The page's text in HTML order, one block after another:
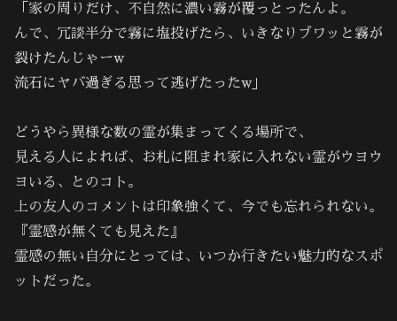
「家の周りだけ、不自然に濃い霧が覆っとったんよ。
んで、冗談半分で霧に塩投げたら、いきなりブワッと霧が
裂けたんじゃーw
流石にヤバ過ぎる思って逃げたったw」
どうやら異様な数の霊が集まってくる場所で、
見える人によれば、お札に阻まれ家に入れない霊がウヨウ
ヨいる、とのコト。
上の友人のコメントは印象強くて、今でも忘れられない。
『霊感が無くても見えた』
霊感の無い自分にとっては、いつか行きたい魅力的なスポ
ットだった。